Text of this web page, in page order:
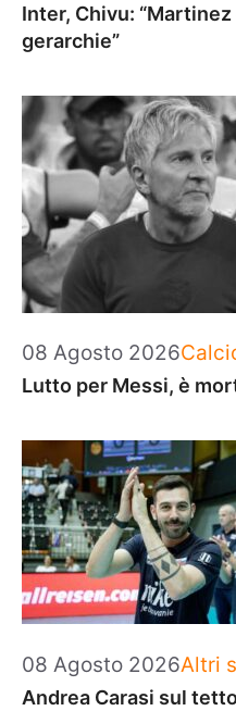
Inter, Chivu:
gerarchie”
08 Agosto 2026
Lutto per Messi, è
08 Agosto 2026Altri
Andrea Carasi sul